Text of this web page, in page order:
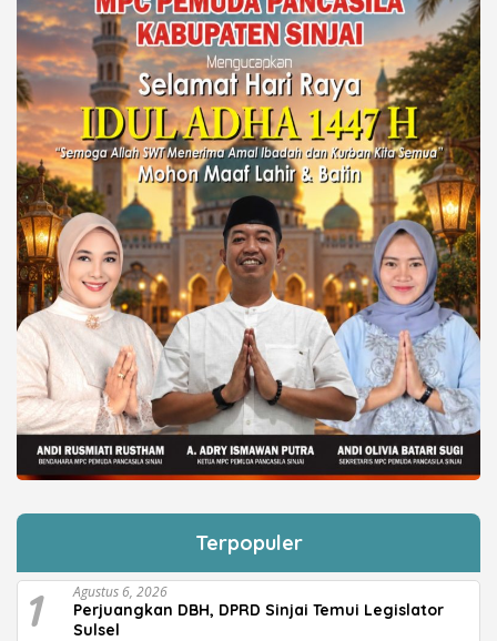
Terpopuler
1 Agustus 6, 2026
Perjuangkan DBH, DPRD Sinjai Temui Legislator
Sulsel